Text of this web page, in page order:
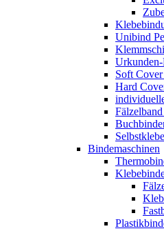
Unibind
Urkunden-
Soft
Hard
Bindemaschinen